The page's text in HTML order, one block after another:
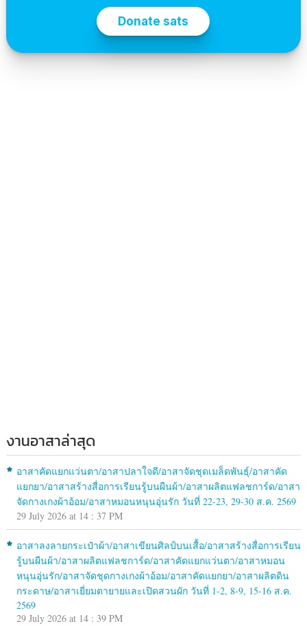
งานอาสาล่าสุด
อาสาคัดแยกแว่นตา/อาสาปลาใจดี/อาสาจัดชุดเมล็ดพันธุ์/อาสาคัด
แยกยา/อาสาสร้างสื่อการเรียนรู้บนผืนผ้า/อาสาผลิตแฟลชการ์ด/อาสา
จัดกางเกงผ้าอ้อม/อาสาหมอนหนุนอุ่นรัก วันที่ 22-23, 29-30 ส.ค. 2569
29 July 2026 at 14 : 37 PM
อาสาลงลายกระเป๋าผ้า/อาสาเขียนศิลป์บนเสื้อ/อาสาสร้างสื่อการเรียน
รู้บนผืนผ้า/อาสาผลิตแฟลชการ์ด/อาสาคัดแยกแว่นตา/อาสาหมอน
หนุนอุ่นรัก/อาสาจัดชุดกางเกงผ้าอ้อม/อาสาคัดแยกยา/อาสาผลิตดิน
กระดาษ/อาสาเยี่ยมตายายและเปิดสวนผัก วันที่ 1-2, 8-9, 15-16 ส.ค.
2569
29 July 2026 at 14 : 39 PM